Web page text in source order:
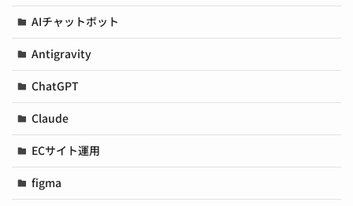
AIチャットボット
Antigravity
ChatGPT
Claude
ECサイト運用
figma